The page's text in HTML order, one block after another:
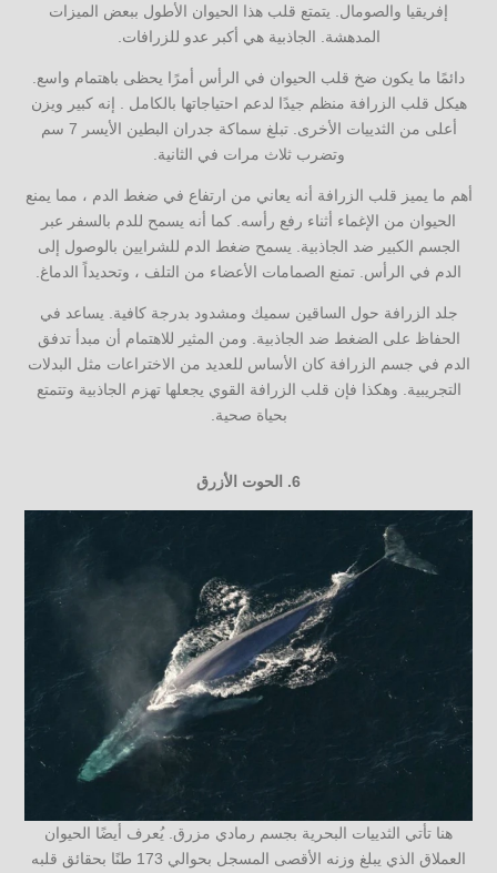
إفريقيا والصومال. يتمتع قلب هذا الحيوان الأطول ببعض الميزات
المدهشة. الجاذبية هي أكبر عدو للزرافات.
دائمًا ما يكون ضخ قلب الحيوان في الرأس أمرًا يحظى باهتمام واسع.
هيكل قلب الزرافة منظم جيدًا لدعم احتياجاتها بالكامل . إنه كبير ويزن
أعلى من الثدييات الأخرى. تبلغ سماكة جدران البطين الأيسر 7 سم
وتضرب ثلاث مرات في الثانية.
أهم ما يميز قلب الزرافة أنه يعاني من ارتفاع في ضغط الدم ، مما يمنع
الحيوان من الإغماء أثناء رفع رأسه. كما أنه يسمح للدم بالسفر عبر
الجسم الكبير ضد الجاذبية. يسمح ضغط الدم للشرايين بالوصول إلى
الدم في الرأس. تمنع الصمامات الأعضاء من التلف ، وتحديداً الدماغ.
جلد الزرافة حول الساقين سميك ومشدود بدرجة كافية. يساعد في
الحفاظ على الضغط ضد الجاذبية. ومن المثير للاهتمام أن مبدأ تدفق
الدم في جسم الزرافة كان الأساس للعديد من الاختراعات مثل البدلات
التجريبية. وهكذا فإن قلب الزرافة القوي يجعلها تهزم الجاذبية وتتمتع
بحياة صحية.
6. الحوت الأزرق
هنا تأتي الثدييات البحرية بجسم رمادي مزرق. يُعرف أيضًا الحيوان
العملاق الذي يبلغ وزنه الأقصى المسجل بحوالي 173 طنًا بحقائق قلبه